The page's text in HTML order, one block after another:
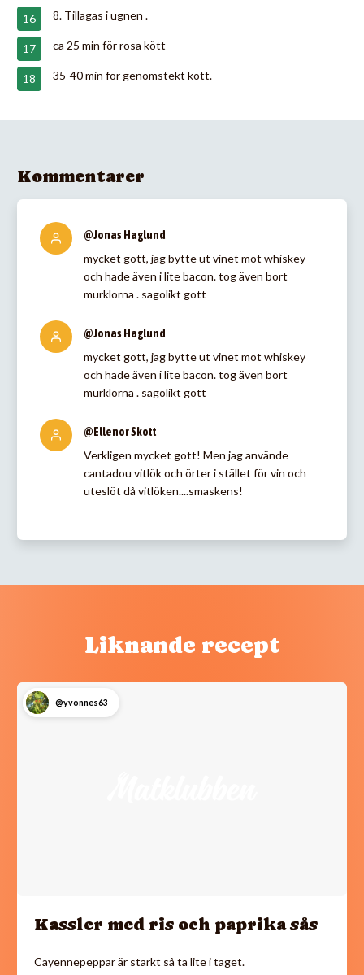
8. Tillagas i ugnen .
ca 25 min för rosa kött
35-40 min för genomstekt kött.
Kommentarer
@Jonas Haglund
mycket gott, jag bytte ut vinet mot whiskey
och hade även i lite bacon. tog även bort
murklorna . sagolikt gott
@Jonas Haglund
mycket gott, jag bytte ut vinet mot whiskey
och hade även i lite bacon. tog även bort
murklorna . sagolikt gott
@Ellenor Skott
Verkligen mycket gott! Men jag använde
cantadou vitlök och örter i stället för vin och
uteslöt då vitlöken....smaskens!
Liknande recept
@yvonnes63
Kassler med ris och paprika sås
Cayennepeppar är starkt så ta lite i taget.